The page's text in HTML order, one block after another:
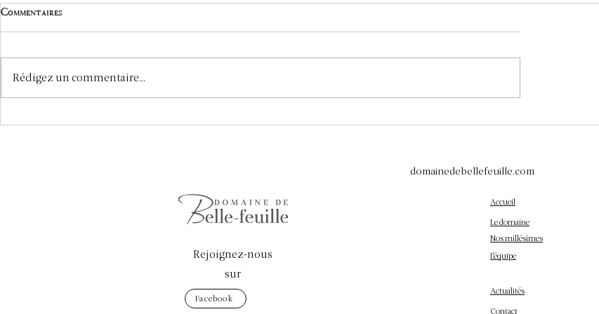
Commentaires
Rédigez un commentaire...
domainedebellefeuille.com
Rejoignez-nous
sur
Facebook
Accueil
Le domaine
Nos millésimes
L'équipe
Actualités
Contact